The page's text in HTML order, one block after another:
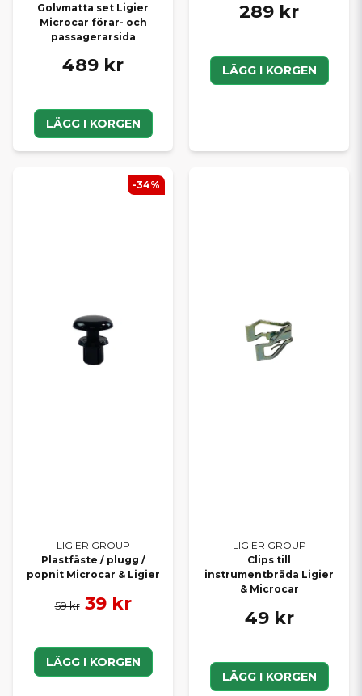
Golvmatta set Ligier
Microcar förar- och
passagerarsida
489 kr
LÄGG I KORGEN
289 kr
LÄGG I KORGEN
LIGIER GROUP
Plastfäste / plugg /
popnit Microcar & Ligier
59 kr 39 kr
LÄGG I KORGEN
-34%
LIGIER GROUP
Clips till
instrumentbräda Ligier
& Microcar
49 kr
LÄGG I KORGEN